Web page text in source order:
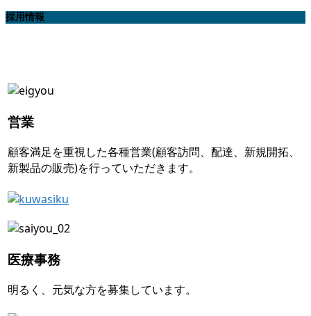
採用情報
営業
顧客満足を重視した各種営業(顧客訪問、配達、新規開拓、
新製品の販売)を行っていただきます。
医療事務
明るく、元気な方を募集しています。